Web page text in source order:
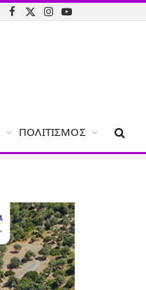
Facebook
X
Instagram
YouTube
ΠΟΛΙΤΙΣΜΌΣ